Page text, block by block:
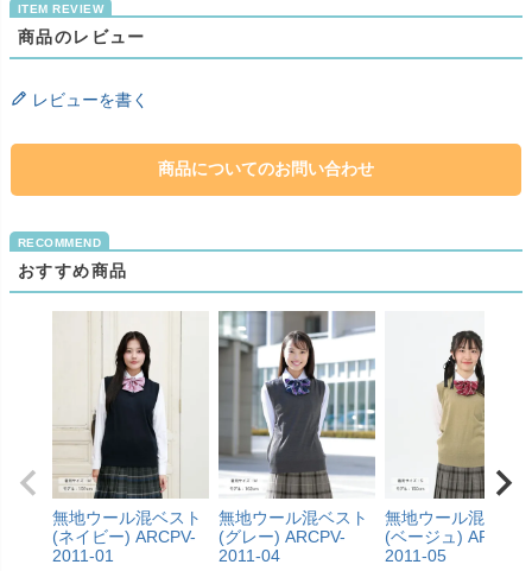
商品のレビュー
レビューを書く
商品についてのお問い合わせ
おすすめ商品
無地ウール混ベスト
(ネイビー) ARCPV-
2011-01
無地ウール混ベスト
(グレー) ARCPV-
2011-04
無地ウール混ベス
(ベージュ) ARCPV-
2011-05